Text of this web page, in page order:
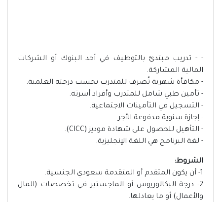
- - تدريب مبتدئ بالتوظيف في أحد البنوك أو الشركات
المالية المشاركة.
- مكافأة شهرية تُصرف للمتدرب بحسب درجته العلمية.
- تأمين طبي شامل للمتدرب وأفراد أسرته.
- التسجيل في التأمينات الاجتماعية.
- إجازة سنوية مدفوعة الأجر.
- التأهيل للحصول على شهادة موديز (CICC).
- لغة البرنامج هي اللغة الإنجليزية.
الشروط:
1- أن يكون المتقدم أو المتقدمة سعودي الجنسية.
2- درجة البكالوريوس أو الماجستير في تخصصات (المال
والأعمال) أو ما يعادلها.